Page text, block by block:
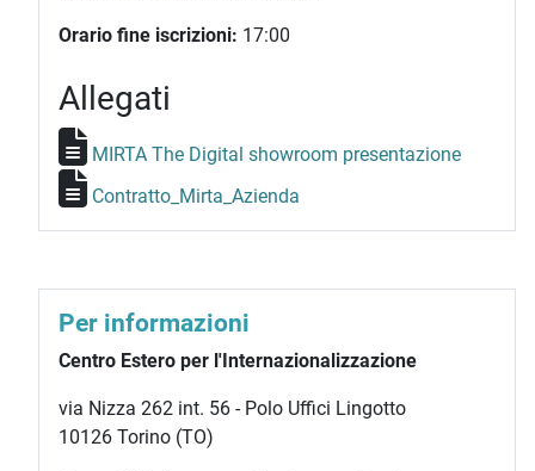
Orario fine iscrizioni: 17:00
Allegati
MIRTA The Digital showroom presentazione
Contratto_Mirta_Azienda
Per informazioni
Centro Estero per l'Internazionalizzazione
via Nizza 262 int. 56 - Polo Uffici Lingotto
10126 Torino (TO)